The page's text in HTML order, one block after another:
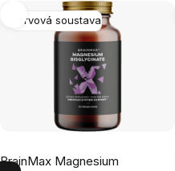
Nervová soustava
BrainMax Magnesium